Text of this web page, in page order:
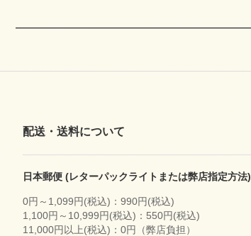
配送・送料について
日本郵便 (レターパックライトまたは弊店指定方法)
0円～1,099円(税込)：990円(税込)
1,100円～10,999円(税込)：550円(税込)
11,000円以上(税込)：0円（弊店負担）